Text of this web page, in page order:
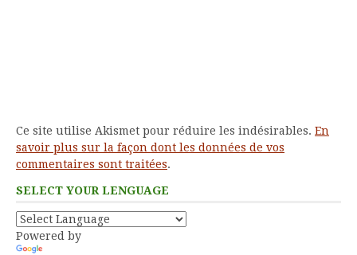
Ce site utilise Akismet pour réduire les indésirables. En
savoir plus sur la façon dont les données de vos
commentaires sont traitées.
SELECT YOUR LENGUAGE
Powered by